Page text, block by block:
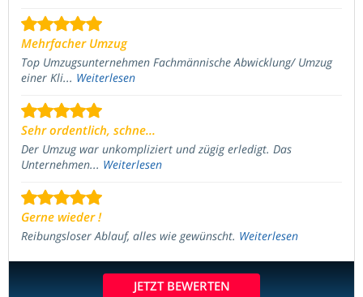
Mehrfacher Umzug
Top Umzugsunternehmen Fachmännische Abwicklung/ Umzug
einer Kli... Weiterlesen
Sehr ordentlich, schne...
Der Umzug war unkompliziert und zügig erledigt. Das
Unternehmen... Weiterlesen
Gerne wieder !
Reibungsloser Ablauf, alles wie gewünscht. Weiterlesen
JETZT BEWERTEN